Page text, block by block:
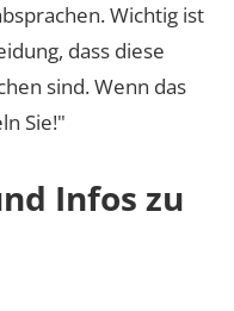
Wichtig ist
dass diese
sind. Wenn das
Sie!"
Infos zu